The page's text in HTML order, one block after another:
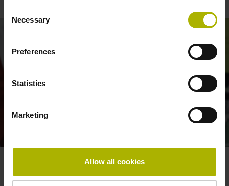
Selection
Necessary
Preferences
Statistics
Marketing
Allow all cookies
Andere